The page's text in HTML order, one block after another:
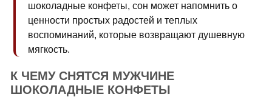
шоколадные конфеты, сон может напомнить о
ценности простых радостей и теплых
воспоминаний, которые возвращают душевную
мягкость.
К ЧЕМУ СНЯТСЯ МУЖЧИНЕ
ШОКОЛАДНЫЕ КОНФЕТЫ